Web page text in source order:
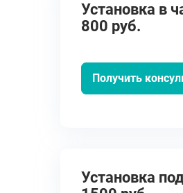
Установка в
800 руб.
Получить
Установка